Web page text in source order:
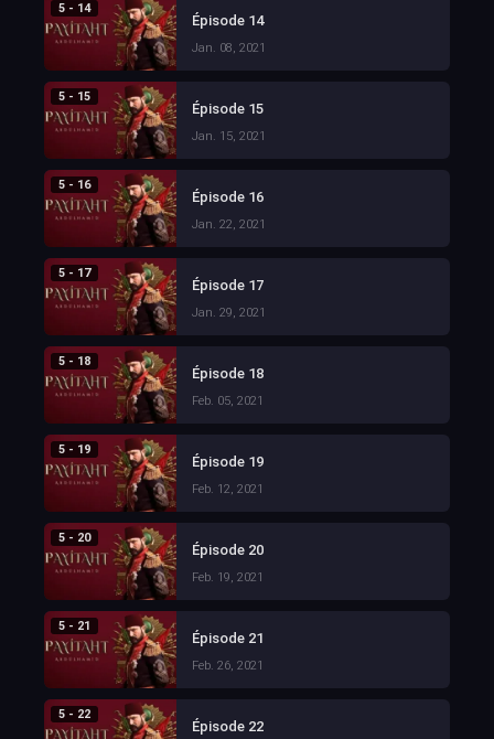
5 - 14
Épisode 14
Jan. 08, 2021
5 - 15
Épisode 15
Jan. 15, 2021
5 - 16
Épisode 16
Jan. 22, 2021
5 - 17
Épisode 17
Jan. 29, 2021
5 - 18
Épisode 18
Feb. 05, 2021
5 - 19
Épisode 19
Feb. 12, 2021
5 - 20
Épisode 20
Feb. 19, 2021
5 - 21
Épisode 21
Feb. 26, 2021
5 - 22
Épisode 22